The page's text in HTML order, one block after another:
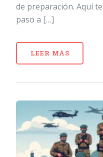
de preparación. Aquí
paso a […]
LEER MÁS